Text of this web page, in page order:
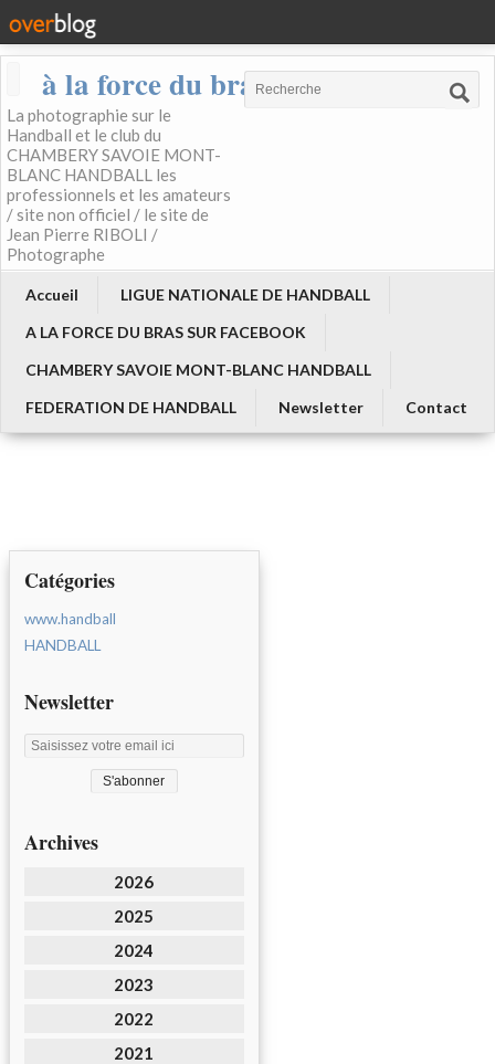
à la force du bras
La photographie sur le
Handball et le club du
CHAMBERY SAVOIE MONT-
BLANC HANDBALL les
professionnels et les amateurs
/ site non officiel / le site de
Jean Pierre RIBOLI /
Photographe
Accueil
LIGUE NATIONALE DE HANDBALL
A LA FORCE DU BRAS SUR FACEBOOK
CHAMBERY SAVOIE MONT-BLANC HANDBALL
FEDERATION DE HANDBALL
Newsletter Contact
Catégories
www.handball
HANDBALL
Newsletter
Archives
2026
2025
2024
2023
2022
2021